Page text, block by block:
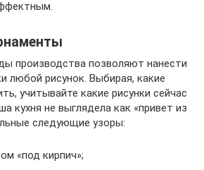
производства позволяют нанести
любой рисунок. Выбирая, какие
учитывайте какие рисунки сейчас
кухня не выглядела как «привет из
следующие узоры:
«под кирпич»;